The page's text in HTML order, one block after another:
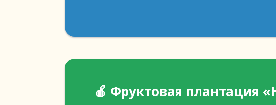
🍎 Фруктовая плантация